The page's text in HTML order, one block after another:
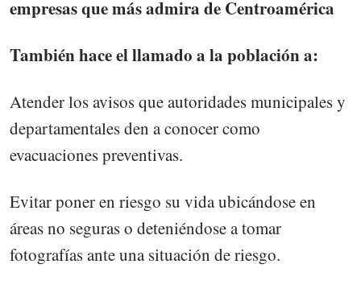
empresas que más admira de Centroamérica
También hace el llamado a la población a:
Atender los avisos que autoridades municipales y
departamentales den a conocer como
evacuaciones preventivas.
Evitar poner en riesgo su vida ubicándose en
áreas no seguras o deteniéndose a tomar
fotografías ante una situación de riesgo.